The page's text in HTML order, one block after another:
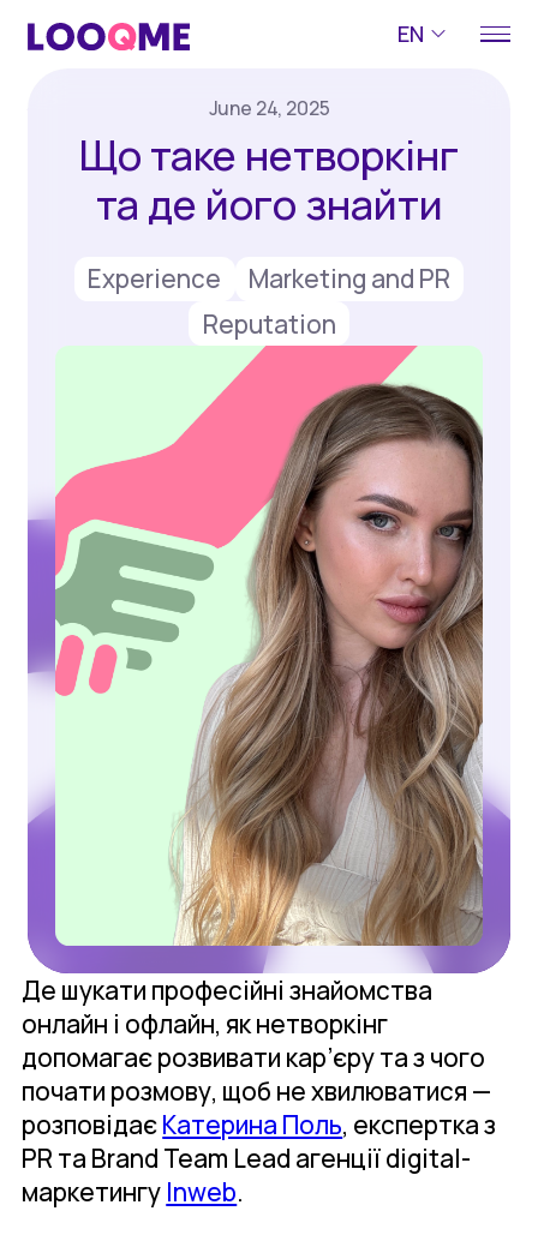
EN
June 24, 2025
Що таке нетворкінг
та де його знайти
Experience
Marketing and PR
Reputation
Де шукати професійні знайомства
онлайн і офлайн, як нетворкінг
допомагає розвивати кар’єру та з чого
почати розмову, щоб не хвилюватися —
розповідаєКатерина Поль, експертка з
PR та Brand Team Lead агенції digital-
маркетингу Inweb.